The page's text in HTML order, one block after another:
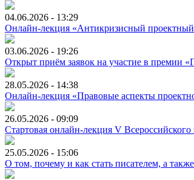
04.06.2026 - 13:29
Онлайн-лекция «Антикризисный
03.06.2026 - 19:26
Открыт приём заявок на участие в
28.05.2026 - 14:38
Онлайн-лекция «Правовые аспекты
26.05.2026 - 09:09
Стартовая онлайн-лекция V
25.05.2026 - 15:06
О том, почему и как стать писателем, а